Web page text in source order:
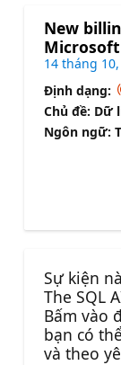
New
14 tháng
Định dạng:
Chủ đề: Dữ
Ngôn ngữ:
Sự kiện
The SQL
Bấm vào
bạn có
và theo